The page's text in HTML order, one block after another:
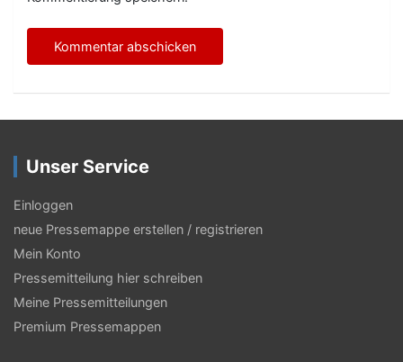
Unser Service
Einloggen
neue Pressemappe erstellen / registrieren
Mein Konto
Pressemitteilung hier schreiben
Meine Pressemitteilungen
Premium Pressemappen